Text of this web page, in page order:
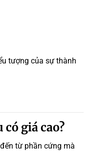
tượng của sự thành
giá cao?
từ phần cứng mà